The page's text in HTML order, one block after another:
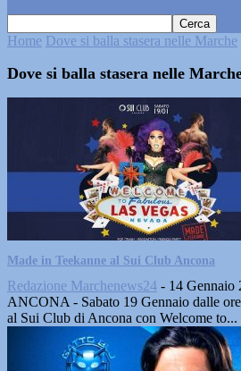
Home Dove si balla stasera nelle Marche
Dove si balla stasera nelle
Made in Teekanne al Sui Club Ancona
Redazione Marchenews24 - 14 Gennaio
ANCONA - Sabato 19 Gennaio dalle
al Sui Club di Ancona con Welcome to...